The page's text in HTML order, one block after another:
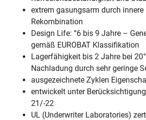
extrem gasungsarm durch innere
Rekombination
Design Life: “6 bis 9 Jahre –
gemäß EUROBAT Klassifikation
Lagerfähigkeit bis 2 Jahre bei
Nachladung durch sehr geringe
ausgezeichnete Zyklen
entwickelt unter
21/-22
UL (Underwriter Laboratories)